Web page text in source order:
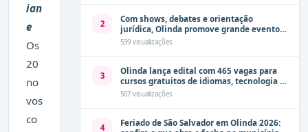
ian
e
Os
20
no
vos
co
2
Com shows, debates e orientação
jurídica, Olinda promove grande evento
de combate à violência contra a mulher
neste sábado (8)
539 visualizações
3
Olinda lança edital com 465 vagas para
cursos gratuitos de idiomas, tecnologia e
comunicação
507 visualizações
4
Feriado de São Salvador em Olinda 2026: